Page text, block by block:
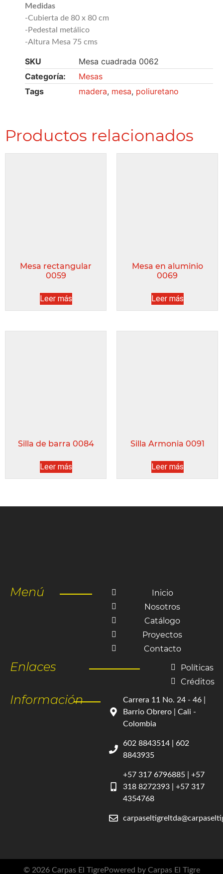
Medidas
-Cubierta de 80 x 80 cm
-Pedestal metálico
-Altura Mesa 75 cms
SKU
Mesa cuadrada 0062
Categoría:
Mesas
Tags
madera, mesa, poliuretano
Productos relacionados
Mesa rectangular
0059
Leer más
Mesa en aluminio
0069
Leer más
Silla de barra 0084
Leer más
Silla Armonia 0091
Leer más
Menú
Inicio
Nosotros
Catálogo
Proyectos
Contacto
Enlaces
Políticas
Créditos
Información
Carrera 11 No. 24 - 46 |
Barrio Obrero | Cali -
Colombia
602 8843514 | 602
8843935
+57 317 6796885 | +57
318 8272393 | +57 317
4354768
© 2026 Carpas El TigrePowered by Carpas El Tigre